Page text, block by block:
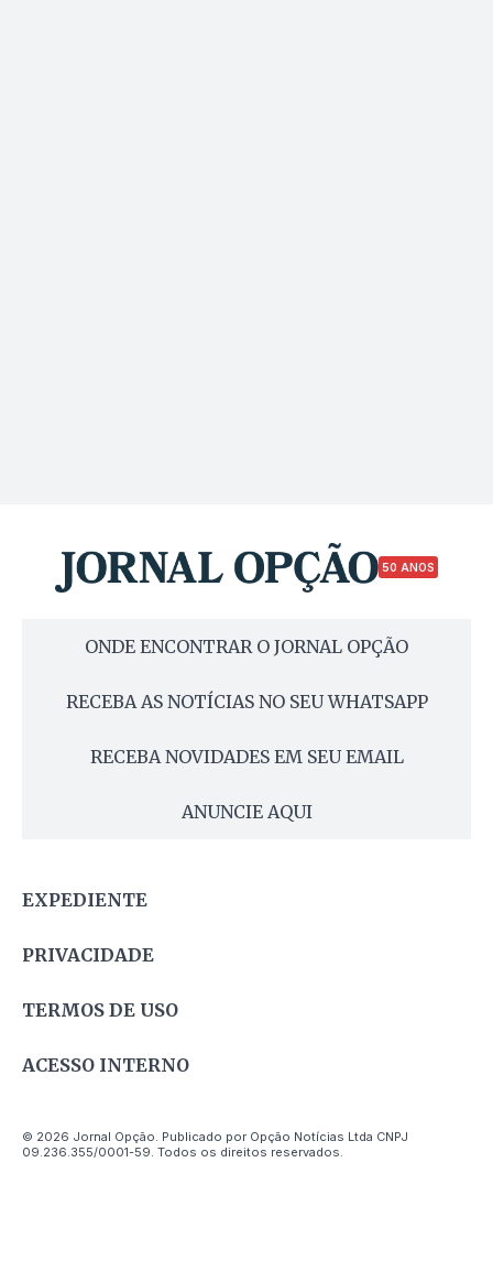
50 ANOS
ONDE ENCONTRAR O JORNAL OPÇÃO
RECEBA AS NOTÍCIAS NO SEU WHATSAPP
RECEBA NOVIDADES EM SEU EMAIL
ANUNCIE AQUI
EXPEDIENTE
PRIVACIDADE
TERMOS DE USO
ACESSO INTERNO
© 2026 Jornal Opção. Publicado por Opção Notícias Ltda CNPJ
09.236.355/0001-59. Todos os direitos reservados.